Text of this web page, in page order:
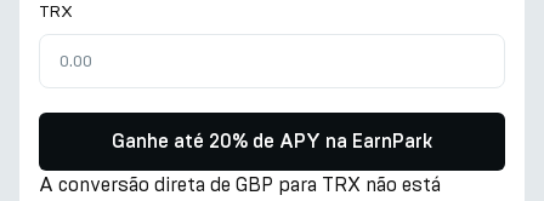
TRX
Ganhe até 20% de APY na EarnPark
A conversão direta de GBP para TRX não está